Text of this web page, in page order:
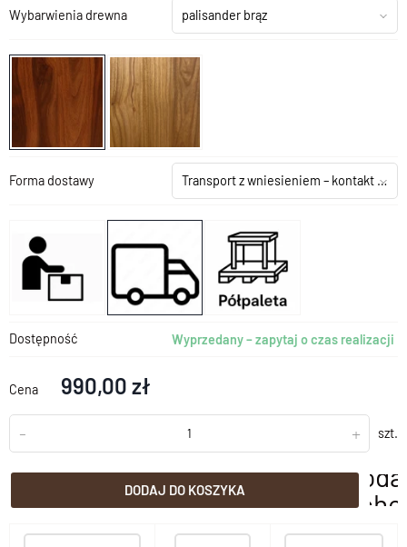
Wybarwienia drewna palisander brąz
Forma dostawy Transport z wniesieniem – kontakt z salonem
Dostępność Wyprzedany – zapytaj o czas realizacji
Cena 990,00 zł
- + szt.
DODAJ DO KOSZYKA